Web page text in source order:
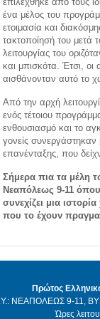
ένα μέλος του
ετοιμασία και
τακτοποίησή του μετά
λειτουργίας του
και μπισκότα. Έτσι, οι
αισθάνονταν αυτό το
Από την αρχή
ενός τέτοιου
ενθουσιασμό και το
γονείς
επανένταξης, που
Σήμερα πια τα μέλη
Νεαπόλεως 9-11
συνεχίζει μια
που το έχουν
Πρώτος
ΝΕΑΠΟΛΕΩΣ 9-11,
Ώρες